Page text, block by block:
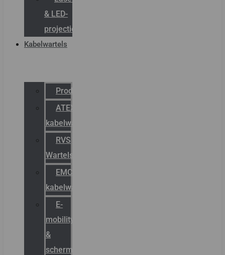
& LED-
projectie
Kabelwartels
Productcatalogus
ATEX
kabelwartels
RVS
Wartels
EMC
kabelwartels
E-
mobility
&
schermstromen